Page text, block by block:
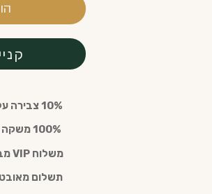
10% צבירה על כל קנייה למימוש בקנייה חוזרת עם חבר מועדון (חינם)
משלוח VIP מבוטח עד הבית בקנייה מעל 300 ש"ח
תשלום מאובטח